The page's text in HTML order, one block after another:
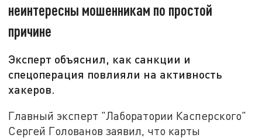
неинтересны мошенникам по простой
причине
Эксперт объяснил, как санкции и
спецоперация повлияли на активность
хакеров.
Главный эксперт "Лаборатории Касперского"
Сергей Голованов заявил, что карты